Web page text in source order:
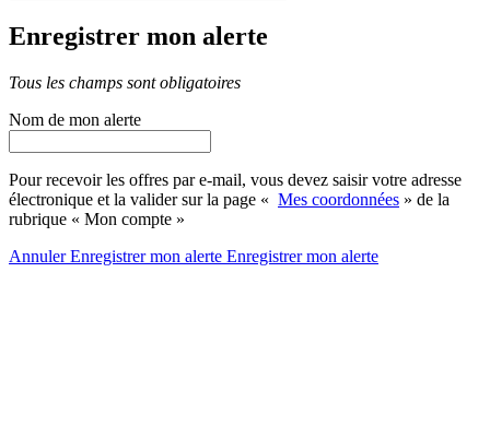
Enregistrer mon alerte
Tous les champs sont obligatoires
Nom de mon alerte
Pour recevoir les offres par e-mail, vous devez saisir votre adresse
électronique et la valider sur la page « Mes coordonnées » de la
rubrique « Mon compte »
AnnulerEnregistrer mon alerte Enregistrermon alerte